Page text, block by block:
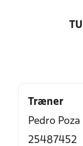
Træner
Pedro
25487452